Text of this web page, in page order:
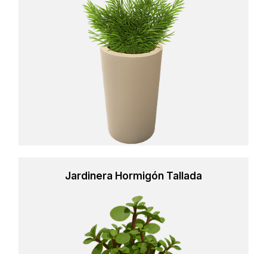
Jardinera Hormigón Tallada
Learn
more